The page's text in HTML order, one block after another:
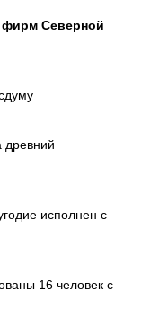
фирм Северной
древний
исполнен с
16 человек с